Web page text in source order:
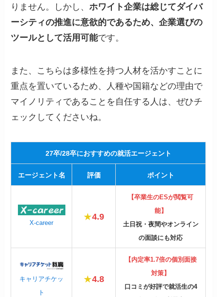
りません。しかし、ホワイト企業は総じてダイバ
ーシティの推進に意欲的であるため、企業選びの
ツールとして活用可能です。
また、こちらは多様性を持つ人材を活かすことに
重点を置いているため、人種や国籍などの理由で
マイノリティであることを自任する人は、ぜひチ
ェックしてくださいね。
27卒/28卒におすすめの就活エージェント
エージェント名 評価 ポイント
X-career
★4.9
【卒業生のESが閲覧可
能】
土日祝・夜間やオンライン
の面談にも対応
キャリアチケッ
ト
★4.8
【内定率1.7倍の個別面接
対策】
口コミが好評で就活生の4